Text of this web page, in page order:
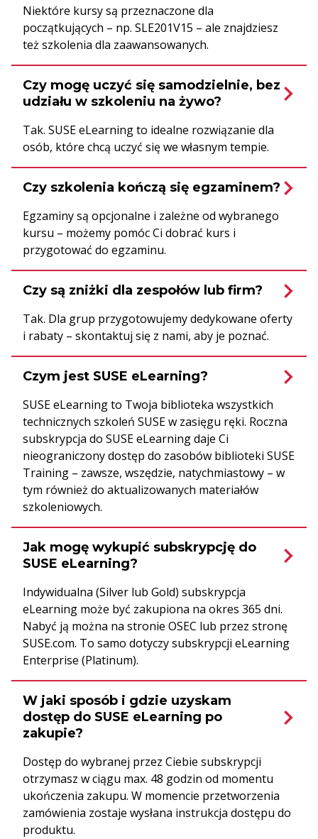
Niektóre kursy są przeznaczone dla
początkujących – np. SLE201V15 – ale znajdziesz
też szkolenia dla zaawansowanych.
Czy mogę uczyć się samodzielnie, bez
udziału w szkoleniu na żywo?
Tak. SUSE eLearning to idealne rozwiązanie dla
osób, które chcą uczyć się we własnym tempie.
Czy szkolenia kończą się egzaminem?
Egzaminy są opcjonalne i zależne od wybranego
kursu – możemy pomóc Ci dobrać kurs i
przygotować do egzaminu.
Czy są zniżki dla zespołów lub firm?
Tak. Dla grup przygotowujemy dedykowane oferty
i rabaty – skontaktuj się z nami, aby je poznać.
Czym jest SUSE eLearning?
SUSE eLearning to Twoja biblioteka wszystkich
technicznych szkoleń SUSE w zasięgu ręki. Roczna
subskrypcja do SUSE eLearning daje Ci
nieograniczony dostęp do zasobów biblioteki SUSE
Training – zawsze, wszędzie, natychmiastowy – w
tym również do aktualizowanych materiałów
szkoleniowych.
Jak mogę wykupić subskrypcję do
SUSE eLearning?
Indywidualna (Silver lub Gold) subskrypcja
eLearning może być zakupiona na okres 365 dni.
Nabyć ją można na stronie OSEC lub przez stronę
SUSE.com. To samo dotyczy subskrypcji eLearning
Enterprise (Platinum).
W jaki sposób i gdzie uzyskam
dostęp do SUSE eLearning po
zakupie?
Dostęp do wybranej przez Ciebie subskrypcji
otrzymasz w ciągu max. 48 godzin od momentu
ukończenia zakupu. W momencie przetworzenia
zamówienia zostaje wysłana instrukcja dostępu do
produktu.